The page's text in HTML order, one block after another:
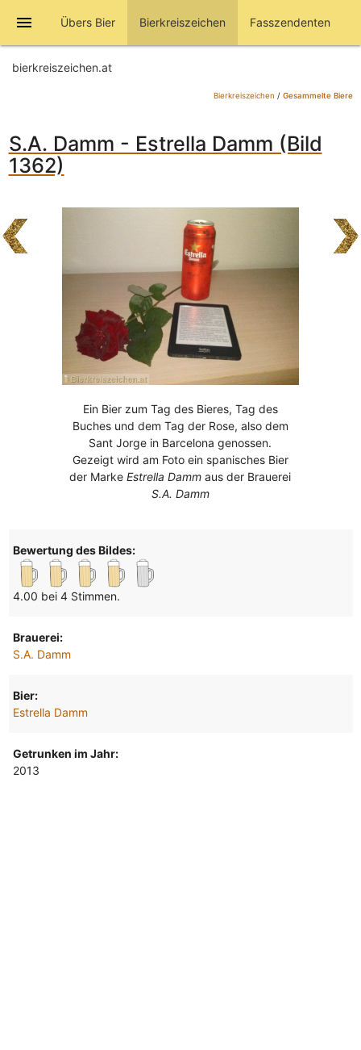
menu Übers Bier Bierkreiszeichen Fasszendenten
bierkreiszeichen.at
Bierkreiszeichen / Gesammelte Biere
S.A. Damm - Estrella Damm (Bild
1362)
Ein Bier zum Tag des Bieres, Tag des
Buches und dem Tag der Rose, also dem
Sant Jorge in Barcelona genossen.
Gezeigt wird am Foto ein spanisches Bier
der MarkeEstrella Damm aus der Brauerei
S.A. Damm
Bewertung des Bildes:
4.00 bei 4 Stimmen.
Brauerei:
S.A. Damm
Bier:
Estrella Damm
Getrunken im Jahr:
2013